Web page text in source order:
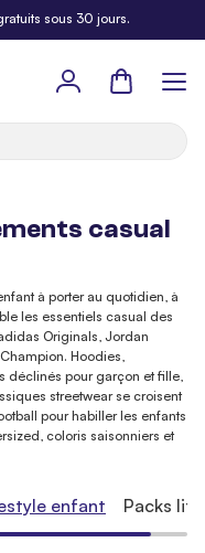
sous 30 jours.
Panier
casual
à porter au quotidien, à
les essentiels casual des
Originals, Jordan
Hoodies,
déclinés pour garçon et fille,
streetwear se croisent
pour habiller les enfants
coloris saisonniers et
enfant Packs